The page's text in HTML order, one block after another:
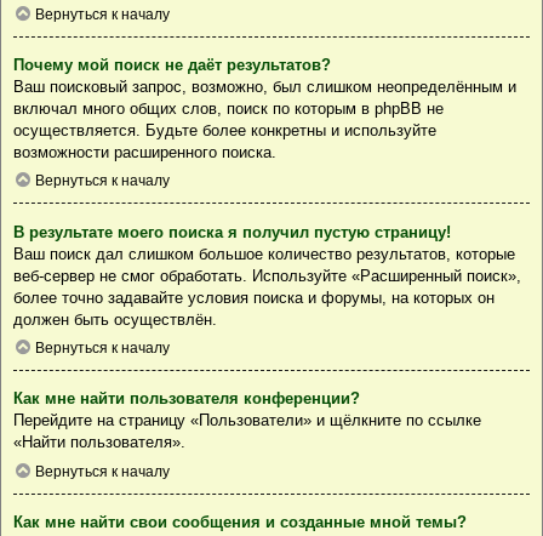
Вернуться к началу
Почему мой поиск не даёт результатов?
Ваш поисковый запрос, возможно, был слишком неопределённым и
включал много общих слов, поиск по которым в phpBB не
осуществляется. Будьте более конкретны и используйте
возможности расширенного поиска.
Вернуться к началу
В результате моего поиска я получил пустую страницу!
Ваш поиск дал слишком большое количество результатов, которые
веб-сервер не смог обработать. Используйте «Расширенный поиск»,
более точно задавайте условия поиска и форумы, на которых он
должен быть осуществлён.
Вернуться к началу
Как мне найти пользователя конференции?
Перейдите на страницу «Пользователи» и щёлкните по ссылке
«Найти пользователя».
Вернуться к началу
Как мне найти свои сообщения и созданные мной темы?